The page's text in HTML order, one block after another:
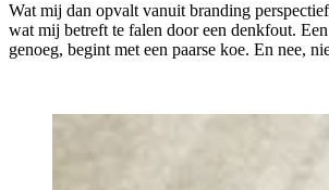
Wat mij dan opvalt vanuit branding
wat mij betreft te falen door een denkfout.
genoeg, begint met een paarse koe. En nee,